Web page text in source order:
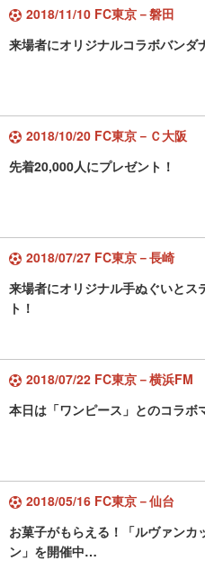
2018/11/10 FC東京－磐田
来場者にオリジナルコラボバン
2018/10/20 FC東京－Ｃ大阪
先着20,000人にプレゼント！
2018/07/27 FC東京－長崎
来場者にオリジナル手ぬぐいとス
ト！
2018/07/22 FC東京－横浜FM
本日は「ワンピース」とのコラボ
2018/05/16 FC東京－仙台
お菓子がもらえる！「ルヴァンカ
ン」を開催中…